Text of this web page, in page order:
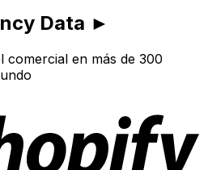
Data ►
comercial en más de 300